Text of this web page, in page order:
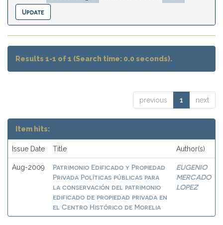
Results 1-1 of 1 (Search time: 0.0 seconds).
previous 1 next
Item hits:
Issue Date Title Author(s)
Aug-2009
Patrimonio Edificado y Propiedad
Privada Políticas públicas para
la conservación del patrimonio
edificado de propiedad privada en
el Centro Histórico de Morelia
EUGENIO
MERCADO
LOPEZ